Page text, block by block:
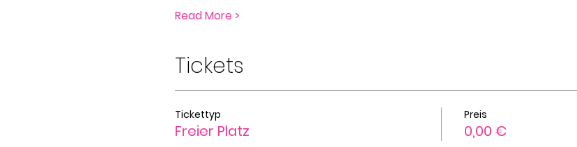
Read More >
Tickets
Tickettyp
Freier Platz
Preis
0,00 €